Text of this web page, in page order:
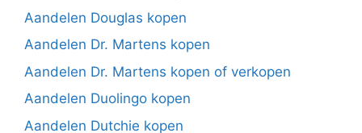
Aandelen Douglas kopen
Aandelen Dr. Martens kopen
Aandelen Dr. Martens kopen of verkopen
Aandelen Duolingo kopen
Aandelen Dutchie kopen